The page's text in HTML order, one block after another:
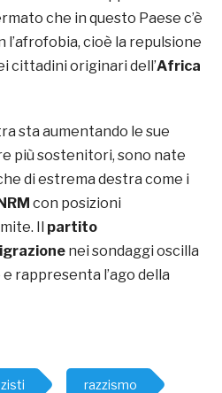
che in questo Paese c’è
l’afrofobia, cioè la repulsione
cittadini originari dell’Africa
sta aumentando le sue
più sostenitori, sono nate
di estrema destra come i
con posizioni
Il partito
nei sondaggi oscilla
rappresenta l’ago della
razzismo